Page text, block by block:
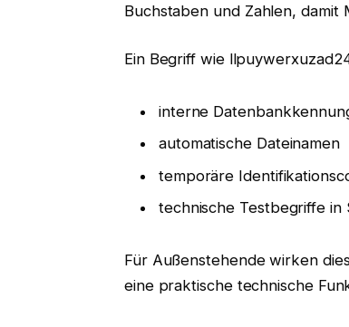
Buchstaben und Zahlen, damit
Ein Begriff wie
interne
automatische Dateinamen
temporäre
technische Testbegriffe
Für Außenstehende wirken
eine praktische technische